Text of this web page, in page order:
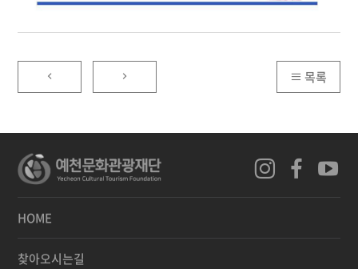
목록
HOME
찾아오시는길